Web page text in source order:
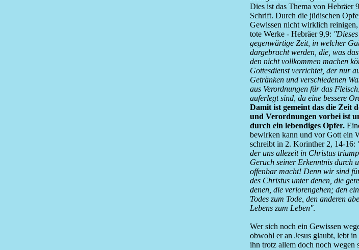
Dies ist das Thema von Hebräer
Schrift. Durch die jüdischen
Gewissen nicht wirklich
tote Werke - Hebräer 9,9:
gegenwärtige Zeit, in welcher
dargebracht werden, die, was
den nicht vollkommen machen
Gottesdienst verrichtet, der nur
Getränken und verschiedenen
aus Verordnungen für das
auferlegt sind, da eine bessere
Damit ist gemeint das die Zeit
und Verordnungen vorbei ist
durch ein lebendiges Opfer.
bewirken kann und vor Gott ein
schreibt in 2. Korinther 2, 14-16:
der uns allezeit in Christus
Geruch seiner Erkenntnis durch
offenbar macht! Denn wir sind
des Christus unter denen, die
denen, die verlorengehen; den
Todes zum Tode, den anderen
Lebens zum Leben''.
Wer sich noch ein Gewissen
obwohl er an Jesus glaubt, lebt
ihn trotz allem doch noch wegen